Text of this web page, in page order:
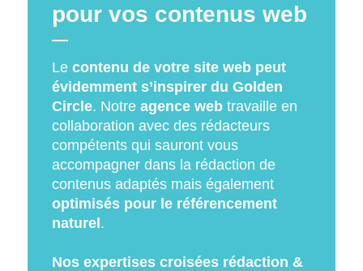
pour vos contenus web
Le contenu de votre site web peut
évidemment s’inspirer du Golden
Circle. Notre agence webtravaille en
collaboration avec des rédacteurs
compétents qui sauront vous
accompagner dans la rédaction de
contenus adaptés mais également
optimisés pour le référencement
naturel.
Nos expertises croisées rédaction &